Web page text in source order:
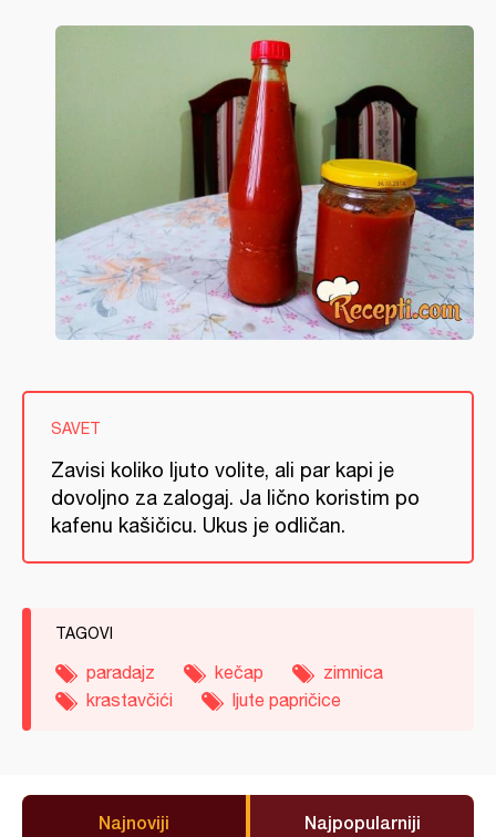
SAVET
Zavisi koliko ljuto volite, ali par kapi je
dovoljno za zalogaj. Ja lično koristim po
kafenu kašičicu. Ukus je odličan.
TAGOVI
paradajz kečap
zimnica
krastavčići
ljute papričice
Najnoviji Najpopularniji